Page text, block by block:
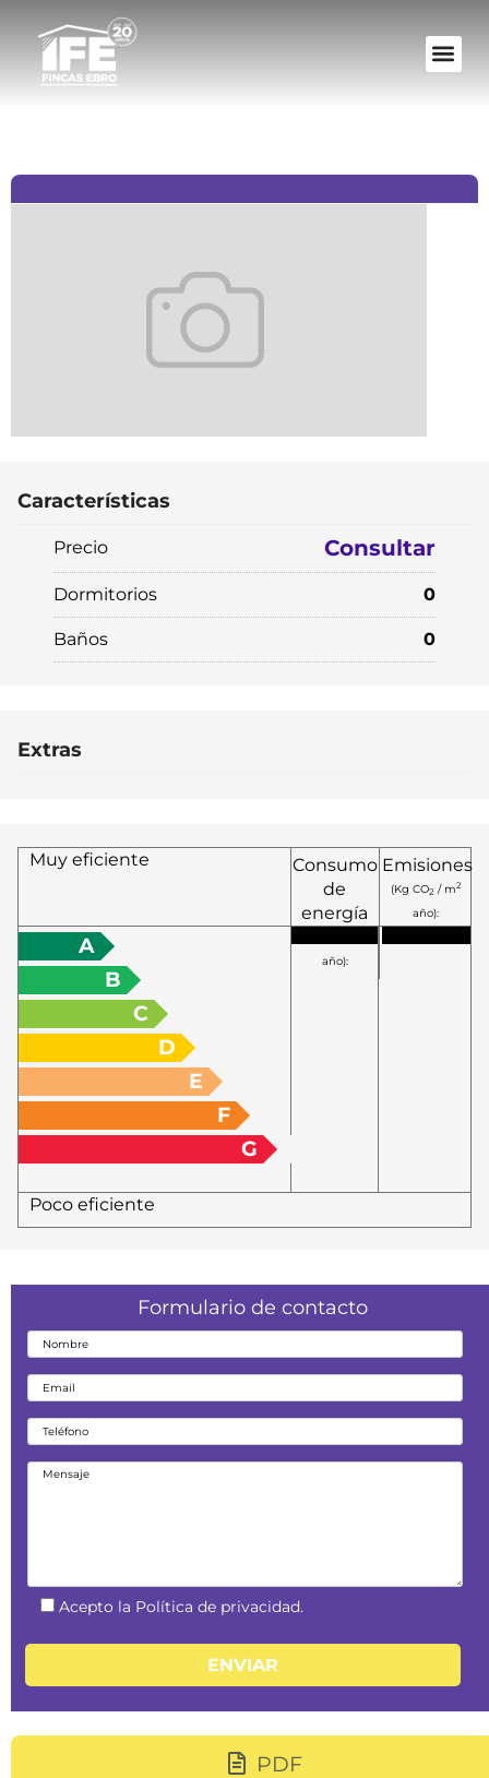
Características
Precio Consultar
Dormitorios 0
Baños 0
Extras
Muy eficiente
Consumo
de
energía
año):
Emisiones
(Kg CO2 / m2
año):
A
B
C
D
E
F
G
Poco eficiente
Formulario de contacto
Acepto la Política de privacidad.
PDF